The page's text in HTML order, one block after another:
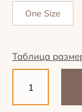
One Size
Таблица